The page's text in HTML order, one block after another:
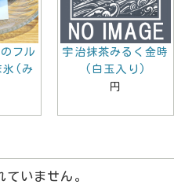
フル
氷(み
宇治抹茶みるく金時
(白玉入り)
円
いません。